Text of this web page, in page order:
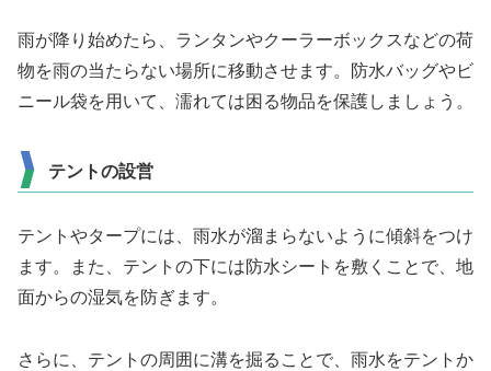
雨が降り始めたら、ランタンやクーラーボックスなどの荷
物を雨の当たらない場所に移動させます。防水バッグやビ
ニール袋を用いて、濡れては困る物品を保護しましょう。
テントの設営
テントやタープには、雨水が溜まらないように傾斜をつけ
ます。また、テントの下には防水シートを敷くことで、地
面からの湿気を防ぎます。
さらに、テントの周囲に溝を掘ることで、雨水をテントか